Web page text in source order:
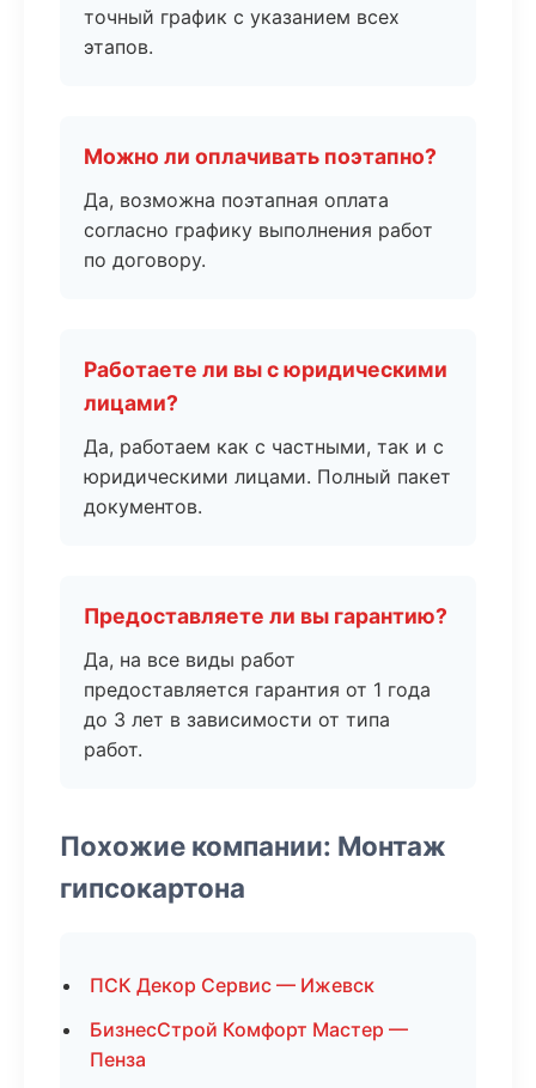
точный график с указанием всех
этапов.
Можно ли оплачивать поэтапно?
Да, возможна поэтапная оплата
согласно графику выполнения работ
по договору.
Работаете ли вы с юридическими
лицами?
Да, работаем как с частными, так и с
юридическими лицами. Полный пакет
документов.
Предоставляете ли вы гарантию?
Да, на все виды работ
предоставляется гарантия от 1 года
до 3 лет в зависимости от типа
работ.
Похожие компании: Монтаж
гипсокартона
ПСК Декор Сервис — Ижевск
БизнесСтрой Комфорт Мастер —
Пенза